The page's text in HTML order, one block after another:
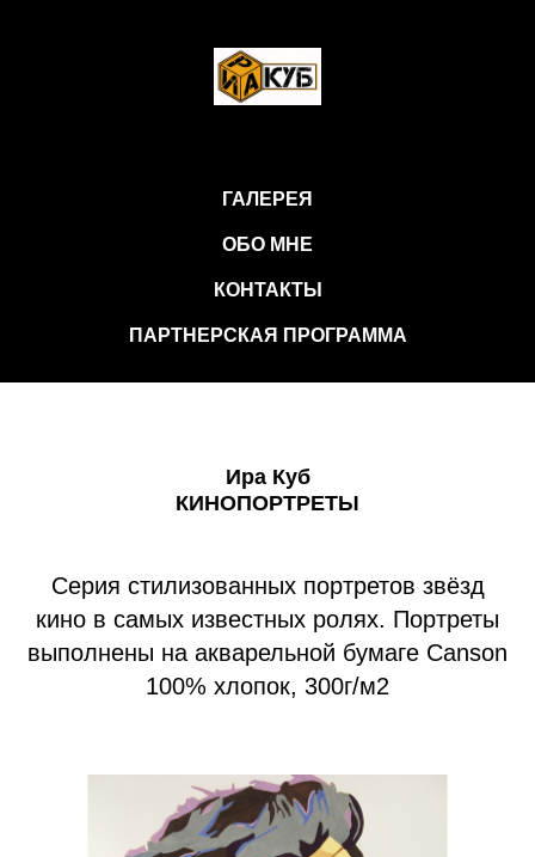
ГАЛЕРЕЯ
ОБО МНЕ
КОНТАКТЫ
ПАРТНЕРСКАЯ ПРОГРАММА
Ира Куб
КИНОПОРТРЕТЫ
Серия стилизованных портретов звёзд
кино в самых известных ролях. Портреты
выполнены на акварельной бумаге Canson
100% хлопок, 300г/м2